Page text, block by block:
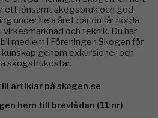
ett lönsamt skogsbruk och god
under hela året där du får nörda
och teknik. Du har
medlem i Föreningen Skogen för
genom exkursioner och
skogsfrukostar.
artiklar på skogen.se
hem till brevlådan (11 nr)